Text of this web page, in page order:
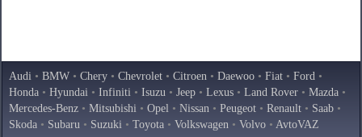
Audi • BMW • Chery • Chevrolet • Citroen • Daewoo • Fiat • Ford •
Honda • Hyundai • Infiniti • Isuzu • Jeep • Lexus • Land Rover • Mazda •
Mercedes-Benz • Mitsubishi • Opel • Nissan • Peugeot • Renault • Saab •
Skoda • Subaru • Suzuki • Toyota • Volkswagen • Volvo • AvtoVAZ